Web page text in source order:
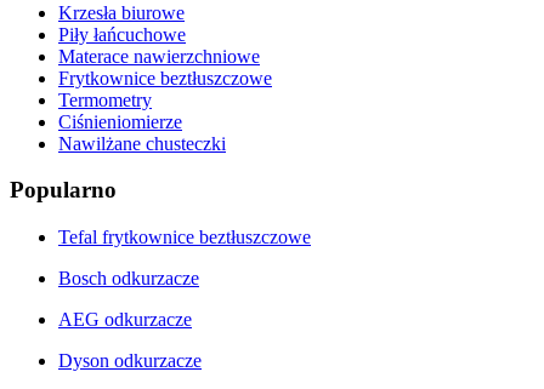
Krzesła biurowe
Piły łańcuchowe
Materace nawierzchniowe
Frytkownice beztłuszczowe
Termometry
Ciśnieniomierze
Nawilżane chusteczki
Popularno
Tefal frytkownice beztłuszczowe
Bosch odkurzacze
AEG odkurzacze
Dyson odkurzacze